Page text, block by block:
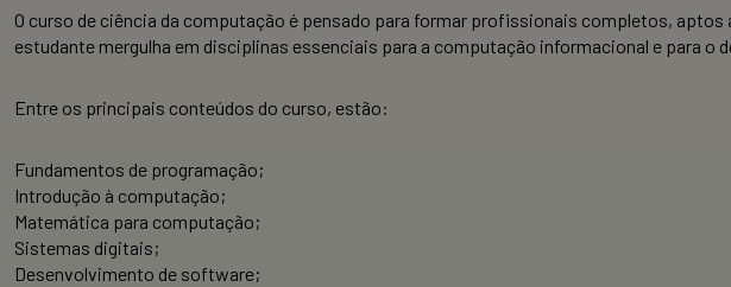
O curso de ciência da computação é pensado para formar profissionais completos,
estudante mergulha em disciplinas essenciais para a computação informacional e para o
Entre os principais conteúdos do curso, estão:
Fundamentos de programação;
Introdução à computação;
Matemática para computação;
Sistemas digitais;
Desenvolvimento de software;